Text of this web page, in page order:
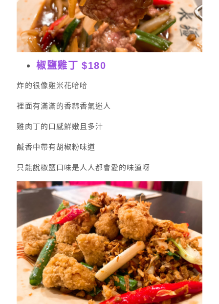
椒鹽雞丁 $180
炸的很像雞米花哈哈
裡面有滿滿的香蒜香氣迷人
雞肉丁的口感鮮嫩且多汁
鹹香中帶有胡椒粉味道
只能說椒鹽口味是人人都會愛的味道呀